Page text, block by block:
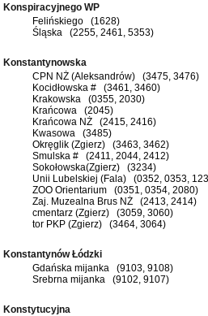
Konspiracyjnego WP
Felińskiego (1628)
Śląska (2255, 2461, 5353)
Konstantynowska
CPN NŻ (Aleksandrów) (3475, 3476)
Kocidłowska # (3461, 3460)
Krakowska (0355, 2030)
Krańcowa (2045)
Krańcowa NŻ (2415, 2416)
Kwasowa (3485)
Okręglik (Zgierz) (3463, 3462)
Smulska # (2411, 2044, 2412)
Sokołowska(Zgierz) (3234)
Unii Lubelskiej (Fala) (0352, 0353,
ZOO Orientarium (0351, 0354, 2080)
Zaj. Muzealna Brus NŻ (2413, 2414)
cmentarz (Zgierz) (3059, 3060)
tor PKP (Zgierz) (3464, 3064)
Konstantynów Łódzki
Gdańska mijanka (9103, 9108)
Srebrna mijanka (9102, 9107)
Konstytucyjna